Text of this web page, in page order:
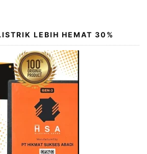
LEBIH HEMAT 30%